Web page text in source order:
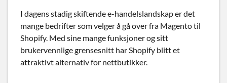
I dagens stadig skiftende e-handelslandskap er det
mange bedrifter som velger å gå over fra Magento til
Shopify. Med sine mange funksjoner og sitt
brukervennlige grensesnitt har Shopify blitt et
attraktivt alternativ for nettbutikker.